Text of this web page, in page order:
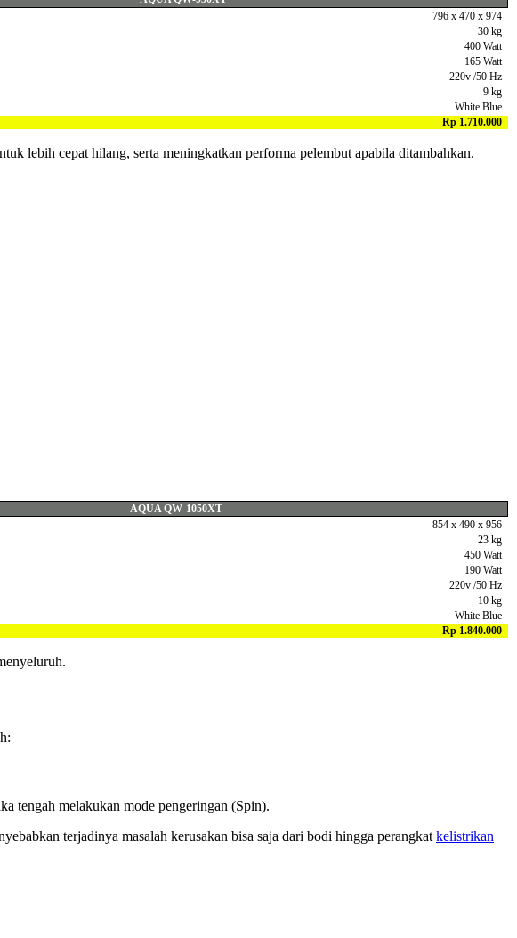
796 x 470 x 974
30 kg
400 Watt
165 Watt
220v /50 Hz
9 kg
White Blue
Rp 1.710.000
lebih cepat hilang, serta meningkatkan performa pelembut apabila ditambahkan.
AQUA QW-1050XT
854 x 490 x 956
23 kg
450 Watt
190 Watt
220v /50 Hz
10 kg
White Blue
Rp 1.840.000
tengah melakukan mode pengeringan (Spin).
terjadinya masalah kerusakan bisa saja dari bodi hingga perangkatkelistrikan